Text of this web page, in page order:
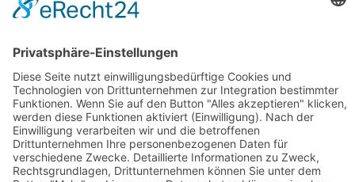
Wichtiges
Impressum
Kooperation
Werbung
Presse- und Öffentlichkeitsarbeit
Aktuelles